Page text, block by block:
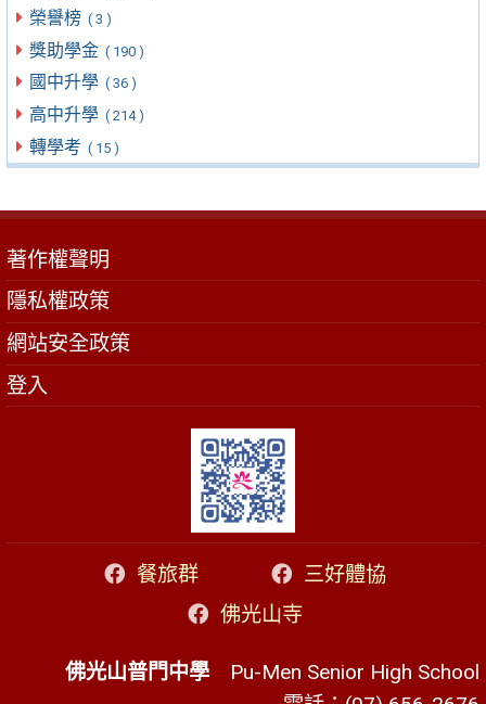
榮譽榜 ( 3 )
獎助學金 ( 190 )
國中升學 ( 36 )
高中升學 ( 214 )
轉學考 ( 15 )
著作權聲明
隱私權政策
網站安全政策
登入
餐旅群
三好體協
佛光山寺
佛光山普門中學 Pu-Men Senior High School